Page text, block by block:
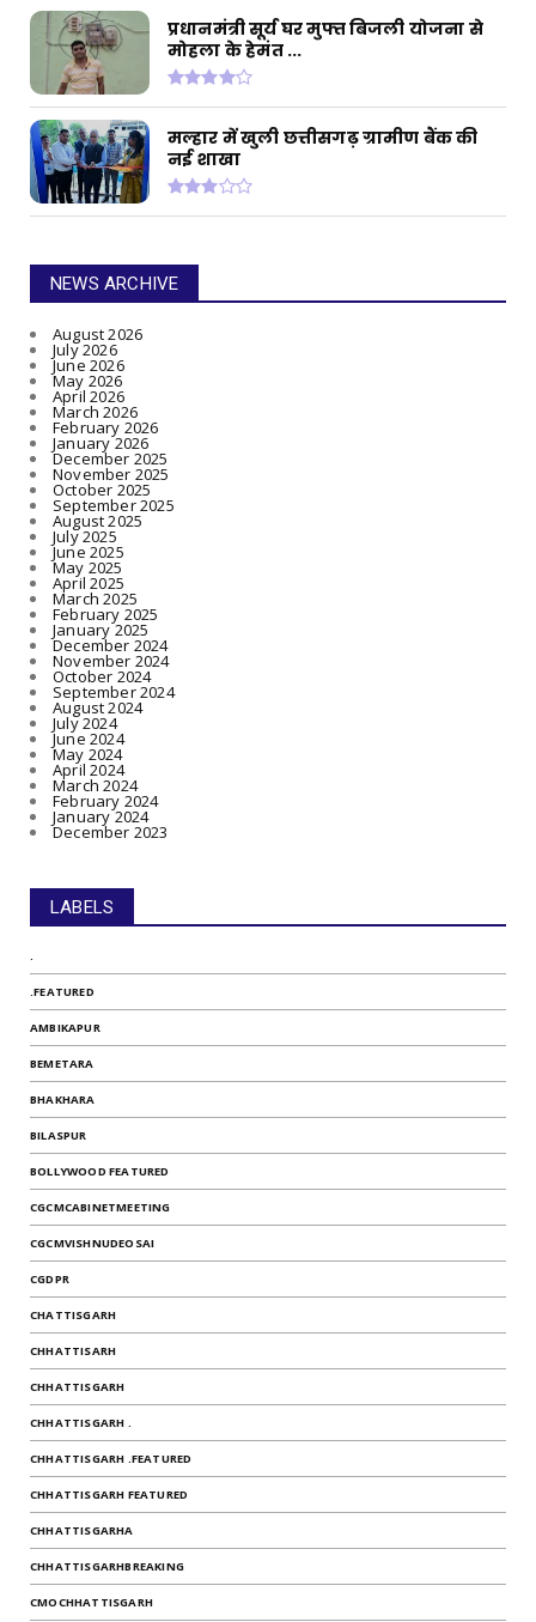
प्रधानमंत्री सूर्य घर मुफ्त बिजली योजना से
मोहला के हेमंत ...
मल्हार में खुली छत्तीसगढ़ ग्रामीण बैंक की
नई शाखा
NEWS ARCHIVE
August 2026
July 2026
June 2026
May 2026
April 2026
March 2026
February 2026
January 2026
December 2025
November 2025
October 2025
September 2025
August 2025
July 2025
June 2025
May 2025
April 2025
March 2025
February 2025
January 2025
December 2024
November 2024
October 2024
September 2024
August 2024
July 2024
June 2024
May 2024
April 2024
March 2024
February 2024
January 2024
December 2023
LABELS
.
.FEATURED
AMBIKAPUR
BEMETARA
BHAKHARA
BILASPUR
BOLLYWOOD FEATURED
CGCMCABINETMEETING
CGCMVISHNUDEOSAI
CGDPR
CHATTISGARH
CHHATTISARH
CHHATTISGARH
CHHATTISGARH .
CHHATTISGARH .FEATURED
CHHATTISGARH FEATURED
CHHATTISGARHA
CHHATTISGARHBREAKING
CMOCHHATTISGARH